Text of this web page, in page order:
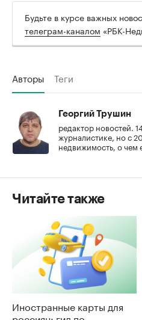
Будьте в курсе важных
телеграм-каналом «РБК-
Авторы Теги
Георгий Трушин
редактор новостей.
журналистике, но с
недвижимость, о чем
Читайте также
Иностранные карты для